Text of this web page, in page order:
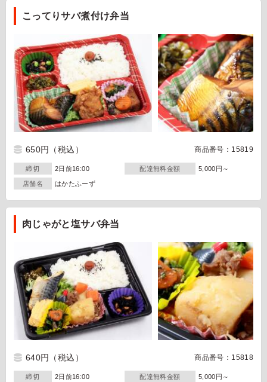
こってりサバ煮付け弁当
650円 （税込） 商品番号：15819
締切 2日前16:00 配達無料金額 5,000円～
店舗名 はかたふーず
肉じゃがと塩サバ弁当
640円 （税込） 商品番号：15818
締切 2日前16:00 配達無料金額 5,000円～